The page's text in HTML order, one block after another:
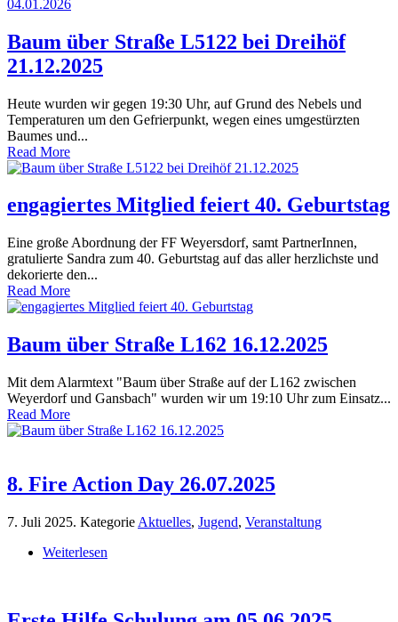
Baum über Straße L5122 bei Dreihöf
21.12.2025
Heute wurden wir gegen 19:30 Uhr, auf Grund des Nebels und
Temperaturen um den Gefrierpunkt, wegen eines umgestürzten
Baumes und...
Read More
engagiertes Mitglied feiert 40. Geburtstag
Eine große Abordnung der FF Weyersdorf, samt PartnerInnen,
gratulierte Sandra zum 40. Geburtstag auf das aller herzlichste und
dekorierte den...
Read More
Baum über Straße L162 16.12.2025
Mit dem Alarmtext "Baum über Straße auf der L162 zwischen
Weyerdorf und Gansbach" wurden wir um 19:10 Uhr zum Einsatz...
Read More
8. Fire Action Day 26.07.2025
7. Juli 2025. Kategorie Aktuelles, Jugend, Veranstaltung
Weiterlesen